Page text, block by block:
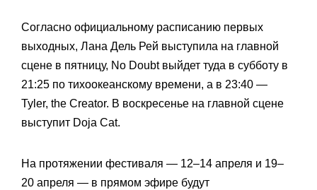
Согласно официальному расписанию первых
выходных, Лана Дель Рей выступила на главной
сцене в пятницу, No Doubt выйдет туда в субботу в
21:25 по тихоокеанскому времени, а в 23:40 —
Tyler, the Creator. В воскресенье на главной сцене
выступит Doja Cat.
На протяжении фестиваля — 12–14 апреля и 19–
20 апреля — в прямом эфире будут